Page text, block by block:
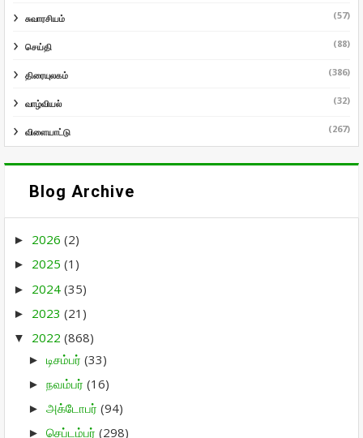
சுவாரசியம் (57)
செய்தி (88)
திரையுலகம் (386)
வாழ்வியல் (32)
விளையாட்டு (267)
Blog Archive
► 2026 (2)
► 2025 (1)
► 2024 (35)
► 2023 (21)
▼ 2022 (868)
► டிசம்பர் (33)
► நவம்பர் (16)
► அக்டோபர் (94)
► செப்டம்பர் (298)